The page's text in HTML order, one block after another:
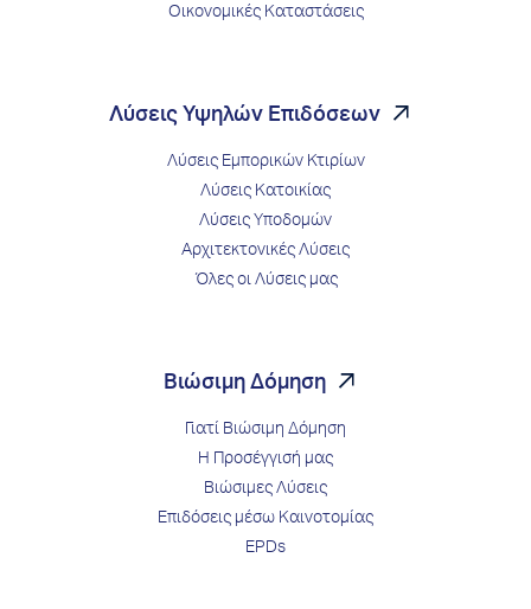
Οικονομικές Καταστάσεις
Λύσεις Υψηλών Επιδόσεων
Λύσεις Εμπορικών Κτιρίων
Λύσεις Κατοικίας
Λύσεις Υποδομών
Αρχιτεκτονικές Λύσεις
Όλες οι Λύσεις μας
Βιώσιμη Δόμηση
Γιατί Βιώσιμη Δόμηση
Η Προσέγγισή μας
Βιώσιμες Λύσεις
Επιδόσεις μέσω Kαινοτομίας
EPDs